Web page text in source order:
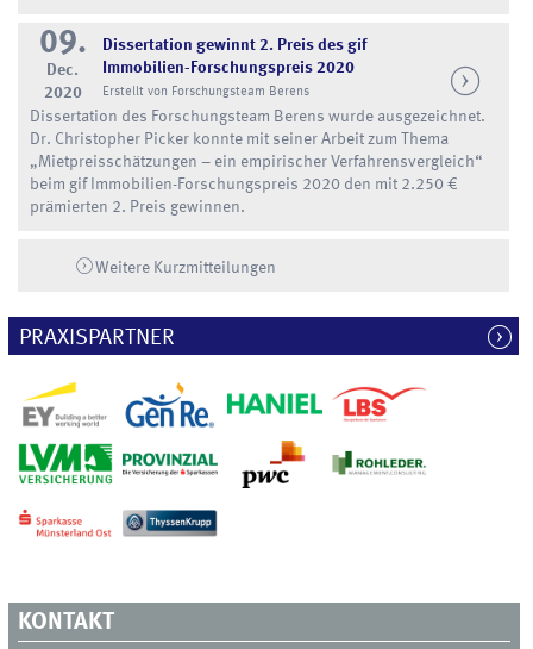
09.
Dec.
2020
Dissertation gewinnt 2. Preis des gif
Immobilien-Forschungspreis 2020
Erstellt von Forschungsteam Berens
Dissertation des Forschungsteam Berens wurde ausgezeichnet.
Dr. Christopher Picker konnte mit seiner Arbeit zum Thema
„Mietpreisschätzungen – ein empirischer Verfahrensvergleich“
beim gif Immobilien-Forschungspreis 2020 den mit 2.250 €
prämierten 2. Preis gewinnen.
Weitere Kurzmitteilungen
PRAXISPARTNER
KONTAKT